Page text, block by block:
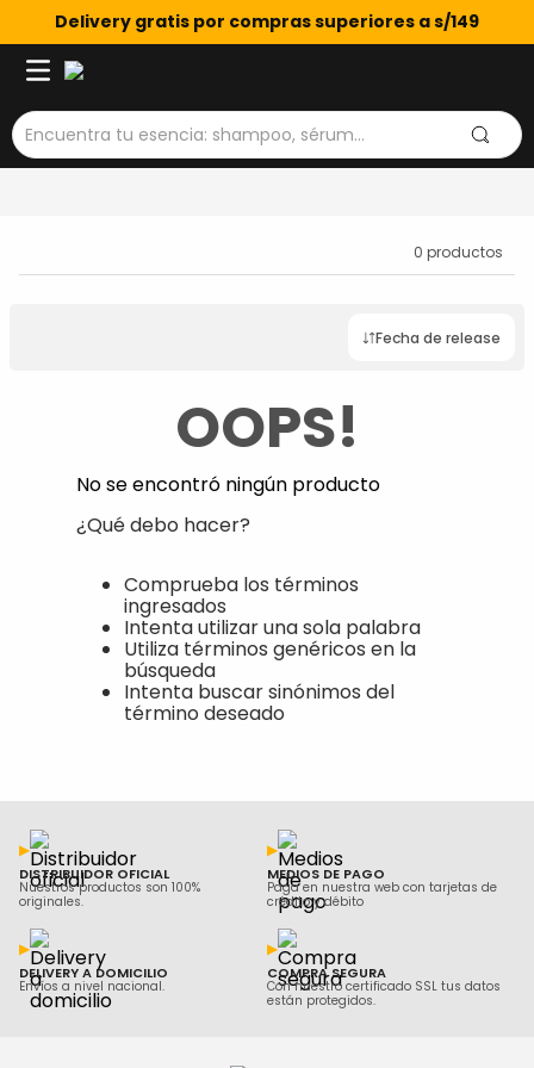
Delivery gratis por compras superiores a s/149
Encuentra tu esencia: shampoo, sérum...
0 productos
Fecha de release
OOPS!
No se encontró ningún producto
¿Qué debo hacer?
Comprueba los términos
ingresados
Intenta utilizar una sola palabra
Utiliza términos genéricos en la
búsqueda
Intenta buscar sinónimos del
término deseado
DISTRIBUIDOR OFICIAL
Nuestros productos son 100%
originales.
MEDIOS DE PAGO
Paga en nuestra web con tarjetas de
crédito y débito
DELIVERY A DOMICILIO
Envíos a nivel nacional.
COMPRA SEGURA
Con nuestro certificado SSL tus datos
están protegidos.